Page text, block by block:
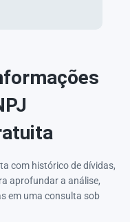
com histórico de dívidas,
aprofundar a análise,
em uma consulta sob